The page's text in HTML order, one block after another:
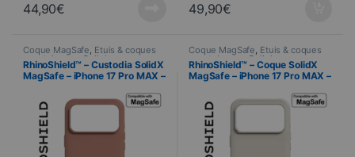
44,90€ 49,90€
Coque MagSafe, Étuis & coques
smartphones, Cellulare
RhinoShield,Telefonia
RhinoShield™ – Custodia SolidX
MagSafe – iPhone 17 Pro MAX –
Coque MagSafe, Étuis & coques
smartphones, Cellulare
RhinoShield,Telefonia
RhinoShield™ – Coque SolidX
MagSafe – iPhone 17 Pro MAX –